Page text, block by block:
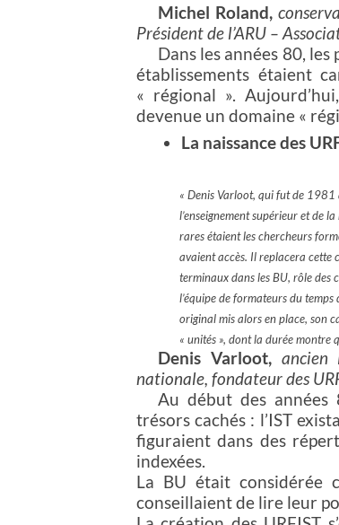
Michel Roland,
Président de l’ARU –
Dans les années 80,
établissements étaient
« régional ».
devenue un domaine «
La naissance des
« Denis Varloot, qui fut de
l’enseignement supérieur et de
rares étaient les chercheurs
avaient accès. Il replacera cette
terminaux dans les BU, rôle des
l’équipe de formateurs du
original mis alors en place, son
« unités », dont la durée montre
Denis Varloot, ancien
nationale, fondateur des
Au début des
trésors cachés : l’IST
figuraient dans des
indexées.
La BU était considérée
conseillaient de lire leur